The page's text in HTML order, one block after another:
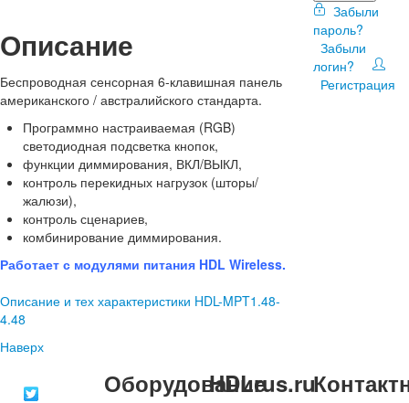
Описание
Беспроводная сенсорная 6-клавишная панель
американского / австралийского стандарта.
Программно настраиваемая (RGB)
светодиодная подсветка кнопок,
функции диммирования, ВКЛ/ВЫКЛ,
контроль перекидных нагрузок (шторы/
жалюзи),
контроль сценариев,
комбинирование диммирования.
Работает с модулями питания HDL Wireless.
Описание и тех характеристики HDL-MPT1.48-
4.48
Наверх
Забыли
пароль?
Забыли
логин?
Регистрация
Оборудование
HDLrus.ru